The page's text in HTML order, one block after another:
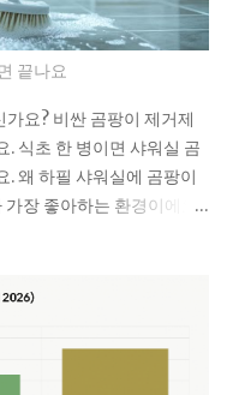
a comparison
a nearly identical
different
paperwork sets a
opposite happening in
끝나요
요? 비싼 곰팡이 제거제
. 식초 한 병이면 샤워실 곰
. 왜 하필 샤워실에 곰팡이
장 좋아하는 환경이에요.
는 정말 끈질긴 녀석이더
여요. 검은 점으로 시작해
을 차지하게 되는 거죠. 곰
호흡기 질환이나 알레르